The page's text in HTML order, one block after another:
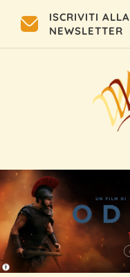
ISCRIVITI ALLA
NEWSLETTER